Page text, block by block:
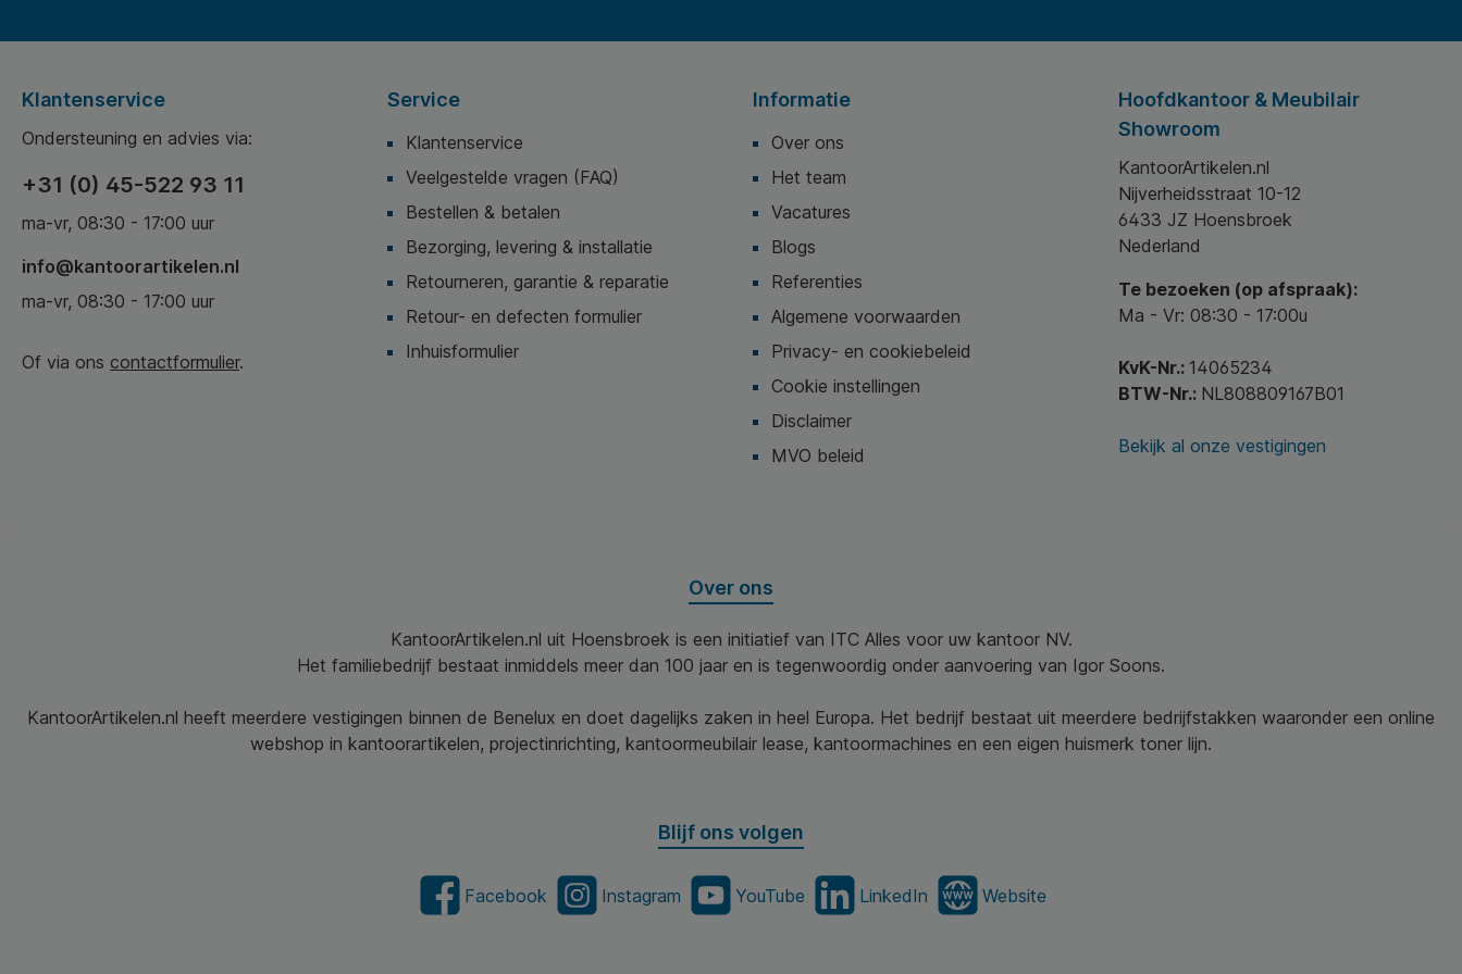
Klantenservice
Ondersteuning en advies via:
+31 (0) 45-522 93 11
ma-vr, 08:30 - 17:00 uur
info@kantoorartikelen.nl
ma-vr, 08:30 - 17:00 uur
Of via ons contactformulier.
Service
Klantenservice
Veelgestelde vragen (FAQ)
Bestellen & betalen
Bezorging, levering & installatie
Retourneren, garantie & reparatie
Retour- en defecten formulier
Inhuisformulier
Informatie
Over ons
Het team
Vacatures
Blogs
Referenties
Algemene voorwaarden
Privacy- en cookiebeleid
Cookie instellingen
Disclaimer
MVO beleid
Hoofdkantoor & Meubilair
Showroom
KantoorArtikelen.nl
Nijverheidsstraat 10-12
6433 JZ Hoensbroek
Nederland
Te bezoeken (op afspraak):
Ma - Vr: 08:30 - 17:00u
KvK-Nr.: 14065234
BTW-Nr.: NL808809167B01
Bekijk al onze vestigingen
Over ons
KantoorArtikelen.nl uit Hoensbroek is een initiatief van ITC Alles voor uw kantoor NV.
Het familiebedrijf bestaat inmiddels meer dan 100 jaar en is tegenwoordig onder aanvoering van Igor Soons.
KantoorArtikelen.nl heeft meerdere vestigingen binnen de Benelux en doet dagelijks zaken in heel Europa. Het bedrijf bestaat uit meerdere bedrijfstakken waaronder een online
webshop in kantoorartikelen, projectinrichting, kantoormeubilair lease, kantoormachines en een eigen huismerk toner lijn.
Blijf ons volgen
Facebook Instagram YouTube LinkedIn Website